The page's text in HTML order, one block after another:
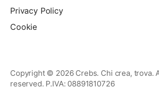
Privacy Policy
Cookie
Copyright © 2026 Crebs. Chi crea, trova.
reserved. P.IVA: 08891810726